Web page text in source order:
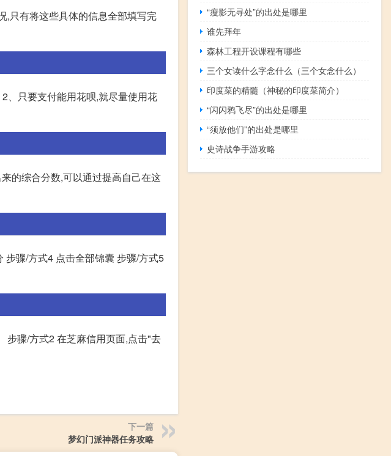
,只有将这些具体的信息全部填写完
、只要支付能用花呗,就尽量使用花
的综合分数,可以通过提高自己在这
步骤/方式4 点击全部锦囊 步骤/方式5
步骤/方式2 在芝麻信用页面,点击"去
下一篇
梦幻门派神器任务攻略
“瘦影无寻处”的出处是哪里
谁先拜年
森林工程开设课程有哪些
三个女读什么字念什么（三个女念什么）
印度菜的精髓（神秘的印度菜简介）
“闪闪鸦飞尽”的出处是哪里
“须放他们”的出处是哪里
史诗战争手游攻略